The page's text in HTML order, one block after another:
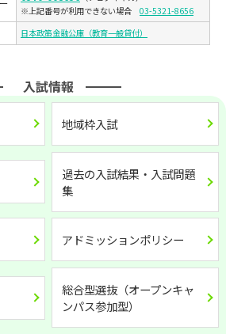
※上記番号が利用できない場合 03-5321-8656
日本政策金融公庫（教育一般貸付）
入試情報
地域枠入試
過去の入試結果・入試問題
集
アドミッションポリシー
総合型選抜（オープンキャ
ンパス参加型）